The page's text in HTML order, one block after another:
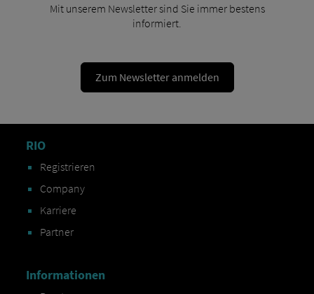
Mit unserem Newsletter sind Sie immer bestens
informiert.
Zum Newsletter anmelden
RIO
Registrieren
Company
Karriere
Partner
Informationen